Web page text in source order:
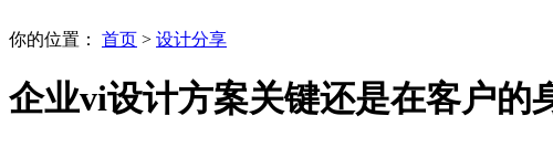
你的位置： 首页 > 设计分享
企业vi设计方案关键还是在客户的